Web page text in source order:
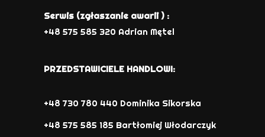
Serwis (zgłaszanie awarii ) :
+48 575 585 320 Adrian Mętel
PRZEDSTAWICIELE HANDLOWI:
+48 730 780 440 Dominika Sikorska
+48 575 585 185 Bartłomiej Włodarczyk